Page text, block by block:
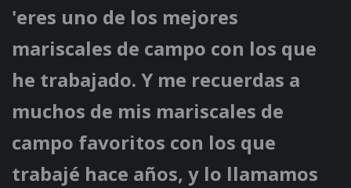
'eres uno de los mejores
mariscales de campo con los que
he trabajado. Y me recuerdas a
muchos de mis mariscales de
campo favoritos con los que
trabajé hace años, y lo llamamos